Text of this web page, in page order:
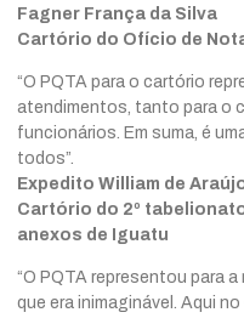
Fagner França da Silva
Cartório do Ofício de
“O PQTA para o cartório
atendimentos, tanto para o
funcionários. Em suma, é
todos”.
Expedito William de
Cartório do 2º
anexos de Iguatu
“O PQTA representou para
que era inimaginável. Aqui